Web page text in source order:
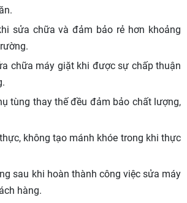
sửa chữa và đảm bảo rẻ hơn khoảng
chữa máy giặt khi được sự chấp thuận
tùng thay thế đều đảm bảo chất lượng,
không tạo mánh khóe trong khi thực
sau khi hoàn thành công việc sửa máy
hàng.